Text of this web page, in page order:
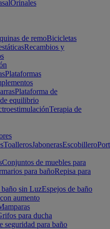
Orinales
de remoBicicletas
Recambios y
Plataformas
Plataforma de
equilibrio
Terapia de
ToallerosJabonerasEscobillero
Conjuntos de muebles para
para bañoRepisa para
baño sin LuzEspejos de baño
aumento
para ducha
seguridad para baño